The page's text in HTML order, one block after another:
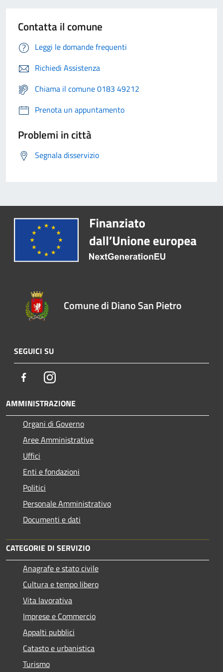
Contatta il comune
Leggi le domande frequenti
Richiedi Assistenza
Chiama il comune 0183 49212
Prenota un appuntamento
Problemi in città
Segnala disservizio
Comune di Diano San Pietro
SEGUICI SU
FacebookInstagram
AMMINISTRAZIONE
Organi di Governo
Aree Amministrative
Uffici
Enti e fondazioni
Politici
Personale Amministrativo
Documenti e dati
CATEGORIE DI SERVIZIO
Anagrafe e stato civile
Cultura e tempo libero
Vita lavorativa
Imprese e Commercio
Appalti pubblici
Catasto e urbanistica
Turismo